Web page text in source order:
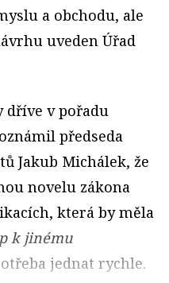
a obchodu, ale
uveden Úřad
dříve v pořadu
předseda
Jakub Michálek, že
novelu zákona
která by měla
k jinému
jednat rychle.